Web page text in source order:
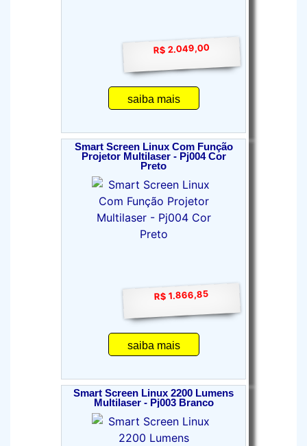
R$ 2.049,00
saiba mais
Smart Screen Linux Com Função
Projetor Multilaser - Pj004 Cor
Preto
R$ 1.866,85
saiba mais
Smart Screen Linux 2200 Lumens
Multilaser - Pj003 Branco